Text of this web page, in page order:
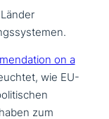
on a
wie EU-
zum